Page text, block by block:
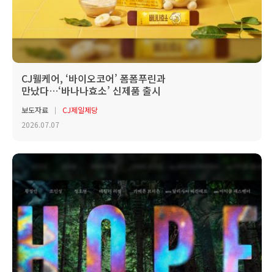
CJ웰케어, ‘바이오코어’ 폼폼푸린과
만났다…‘바나나효소’ 신제품 출시
보도자료
CJ제일제당
2026.07.07